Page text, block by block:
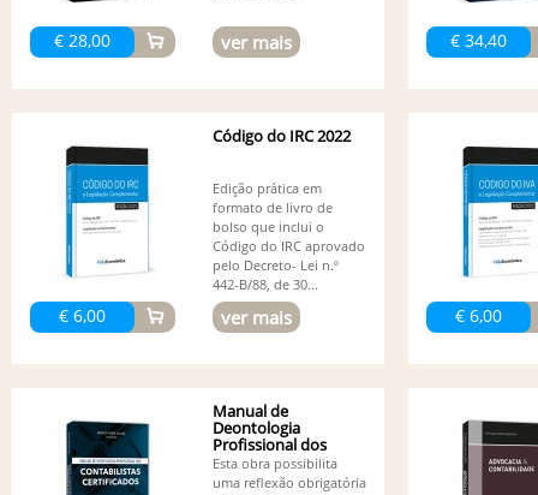
€ 28,00 ver mais € 34,40
€ 6,00
Código do IRC 2022
Edição prática em
formato de livro de
bolso que inclui o
Código do IRC aprovado
pelo Decreto- Lei n.º
442-B/88, de 30...
ver mais € 6,00
Manual de
Deontologia
Profissional dos
Contabilistas...
Esta obra possibilita
uma reflexão obrigatória